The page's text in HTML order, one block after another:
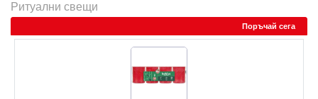
Ритуални свещи
Поръчай сега